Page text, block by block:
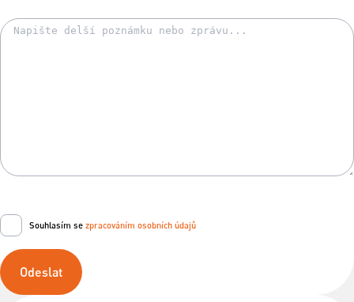
Souhlasím se zpracováním osobních údajů
Odeslat